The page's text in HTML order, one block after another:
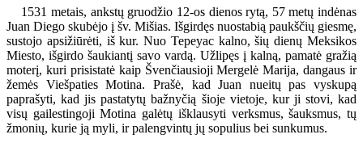
1531 metais, ankstų gruodžio 12-os dienos rytą, 57 metų indėnas
Juan Diego skubėjo į šv. Mišias. Išgirdęs nuostabią paukščių giesmę,
sustojo apsižiūrėti, iš kur. Nuo Tepeyac kalno, šių dienų Meksikos
Miesto, išgirdo šaukiantį savo vardą. Užlipęs į kalną, pamatė gražią
moterį, kuri prisistatė kaip Švenčiausioji Mergelė Marija, dangaus ir
žemės Viešpaties Motina. Prašė, kad Juan nueitų pas vyskupą
paprašyti, kad jis pastatytų bažnyčią šioje vietoje, kur ji stovi, kad
visų gailestingoji Motina galėtų išklausyti verksmus, šauksmus, tų
žmonių, kurie ją myli, ir palengvintų jų sopulius bei sunkumus.